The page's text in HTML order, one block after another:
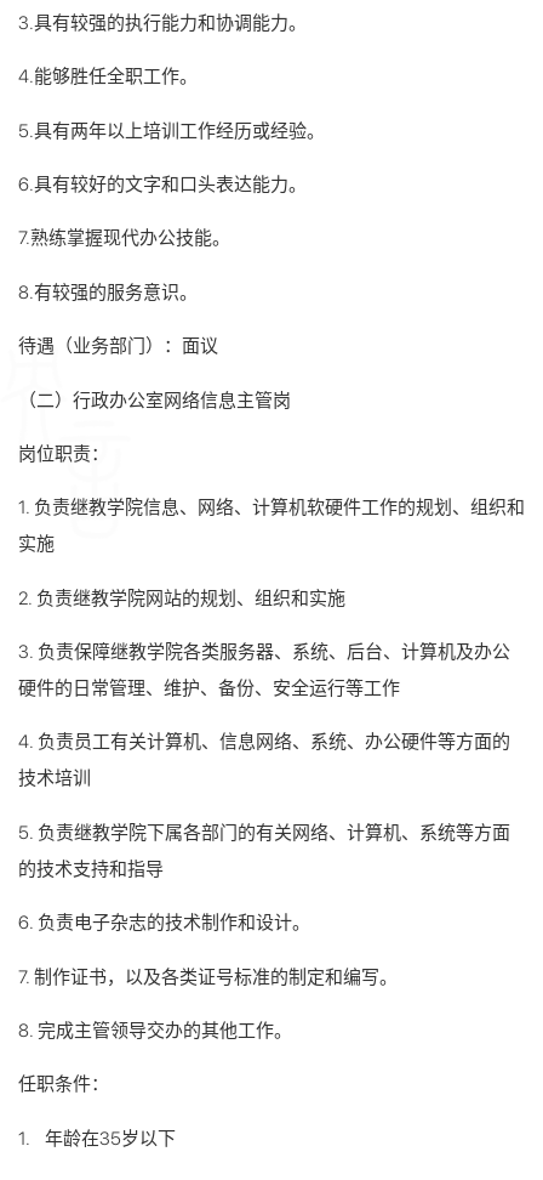
3.具有较强的执行能力和协调能力。
4.能够胜任全职工作。
5.具有两年以上培训工作经历或经验。
6.具有较好的文字和口头表达能力。
7.熟练掌握现代办公技能。
8.有较强的服务意识。
待遇（业务部门）：面议
（二）行政办公室网络信息主管岗
岗位职责：
1. 负责继教学院信息、网络、计算机软硬件工作的规划、组织和
实施
2. 负责继教学院网站的规划、组织和实施
3. 负责保障继教学院各类服务器、系统、后台、计算机及办公
硬件的日常管理、维护、备份、安全运行等工作
4. 负责员工有关计算机、信息网络、系统、办公硬件等方面的
技术培训
5. 负责继教学院下属各部门的有关网络、计算机、系统等方面
的技术支持和指导
6. 负责电子杂志的技术制作和设计。
7. 制作证书，以及各类证号标准的制定和编写。
8. 完成主管领导交办的其他工作。
任职条件：
1. 年龄在35岁以下